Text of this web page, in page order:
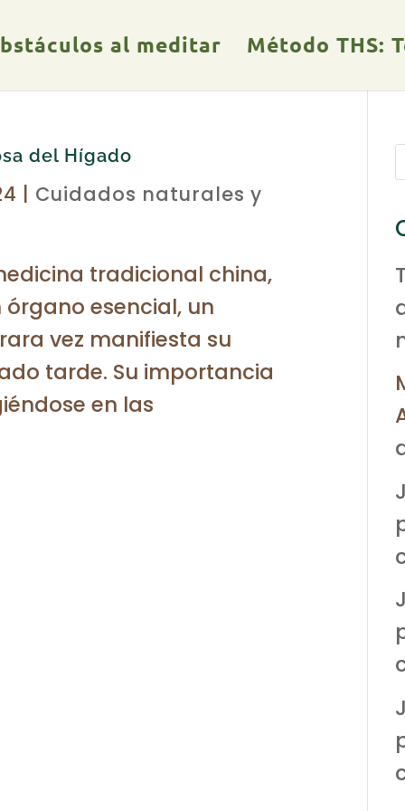
al meditar Método THS:
del Hígado
Cuidados naturales y
tradicional china,
esencial, un
vez manifiesta su
tarde. Su importancia
en las